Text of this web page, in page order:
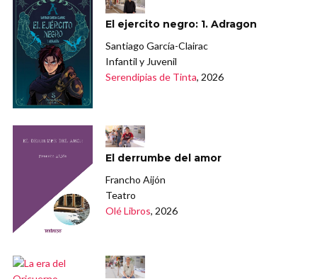
El ejercito negro: 1. Adragon
Santiago García-Clairac
Infantil y Juvenil
Serendipias de Tinta, 2026
El derrumbe del amor
Francho Aijón
Teatro
Olé Libros, 2026